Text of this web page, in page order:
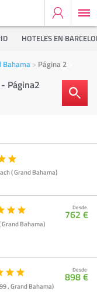
HOTELES EN
Bahama Página 2
Página2
( Grand Bahama)
Bahama)
Desde
762 €
, Grand Bahama)
Desde
898 €